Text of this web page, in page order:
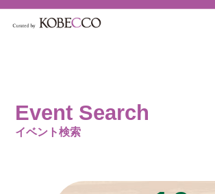
Event Search
イベント検索